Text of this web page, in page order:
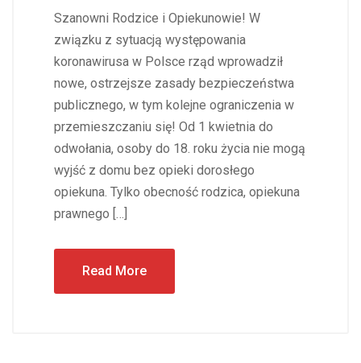
Szanowni Rodzice i Opiekunowie! W
związku z sytuacją występowania
koronawirusa w Polsce rząd wprowadził
nowe, ostrzejsze zasady bezpieczeństwa
publicznego, w tym kolejne ograniczenia w
przemieszczaniu się! Od 1 kwietnia do
odwołania, osoby do 18. roku życia nie mogą
wyjść z domu bez opieki dorosłego
opiekuna. Tylko obecność rodzica, opiekuna
prawnego […]
Read More